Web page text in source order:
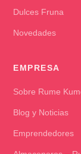
Dulces Fruna
Novedades
EMPRESA
Sobre Rume
Blog y Noticias
Emprendedores